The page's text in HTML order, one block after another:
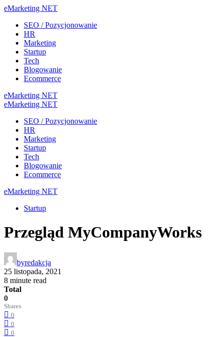
eMarketing NET
SEO / Pozycjonowanie
HR
Marketing
Startup
Tech
Blogowanie
Ecommerce
eMarketing NET
eMarketing NET
SEO / Pozycjonowanie
HR
Marketing
Startup
Tech
Blogowanie
Ecommerce
eMarketing NET
Startup
Przegląd MyCompanyWorks
byredakcja
25 listopada, 2021
8 minute read
Total
0
Shares
0
0
0